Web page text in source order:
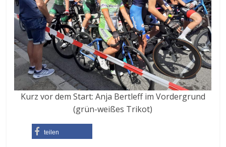
Kurz vor dem Start: Anja Bertleff im Vordergrund
(grün-weißes Trikot)
teilen